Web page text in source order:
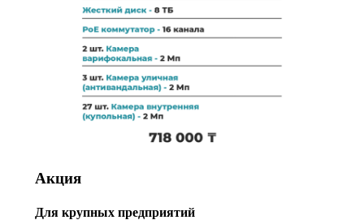
Акция
Для крупных предприятий